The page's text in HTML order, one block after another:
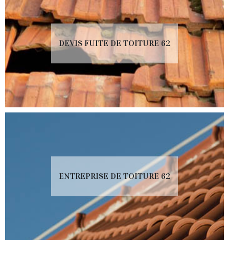
DEVIS FUITE DE TOITURE 62
ENTREPRISE DE TOITURE 62